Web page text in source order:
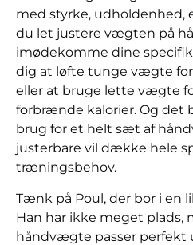
med styrke, udholdenhed,
du let justere vægten på
imødekomme dine
dig at løfte tunge vægte
eller at bruge lette vægte
forbrænde kalorier. Og det
brug for et helt sæt af
justerbare vil dække hele
træningsbehov.
Tænk på Poul, der bor i en
Han har ikke meget plads,
håndvægte passer perfekt